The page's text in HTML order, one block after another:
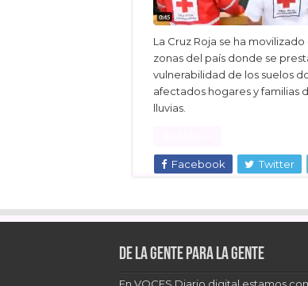
La Cruz Roja se ha
zonas del país donde se
vulnerabilidad de los suelos
afectados hogares y familias
lluvias.
Facebook Twitter
De la gente para la gente